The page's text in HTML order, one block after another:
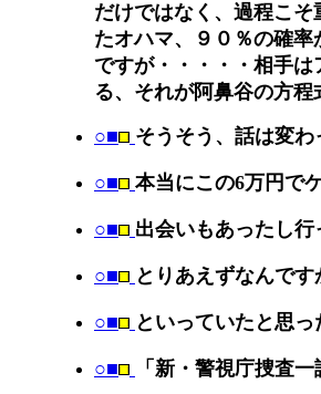
だけではなく、過程こ
たオハマ、９０％の確
ですが・・・・・相手
る、それが阿鼻谷の方程
○■ そうそう、話は変
○■ 本当にこの6万円で
○■ 出会いもあったし
○■ とりあえずなんで
○■ といっていたと思
○■ 「新・警視庁捜査